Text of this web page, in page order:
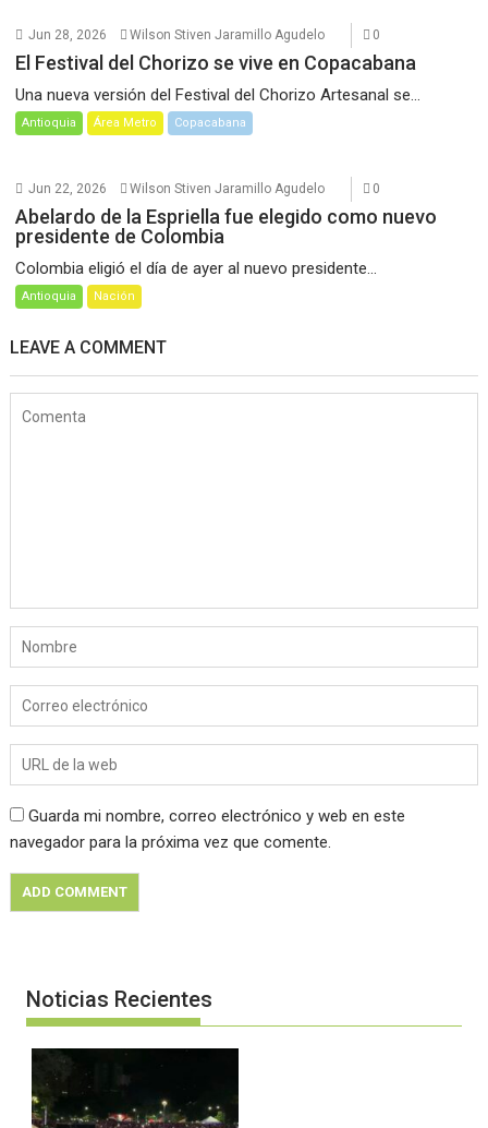
Jun 28, 2026 Wilson Stiven Jaramillo Agudelo 0
El Festival del Chorizo se vive en Copacabana
Una nueva versión del Festival del Chorizo Artesanal se...
Antioquia Área Metro Copacabana
Jun 22, 2026 Wilson Stiven Jaramillo Agudelo 0
Abelardo de la Espriella fue elegido como nuevo
presidente de Colombia
Colombia eligió el día de ayer al nuevo presidente...
Antioquia Nación
LEAVE A COMMENT
Guarda mi nombre, correo electrónico y web en este
navegador para la próxima vez que comente.
Noticias Recientes